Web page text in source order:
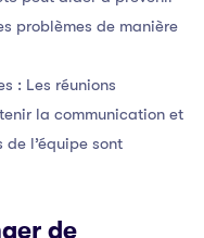
problèmes de manière
: Les réunions
la communication et
l’équipe sont
de